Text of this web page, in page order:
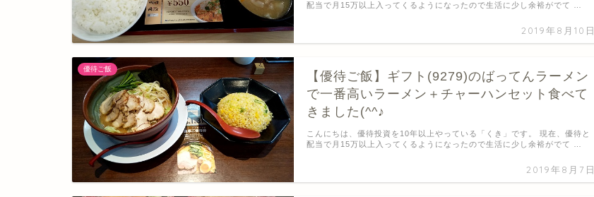
2019年8月10日
配当で月15万以上入ってくるようになったので生活に少し余裕がでて …
優待ご飯
【優待ご飯】ギフト(9279)のばってんラーメン
で一番高いラーメン＋チャーハンセット食べて
きました(^^♪
2019年8月7日
こんにちは、優待投資を10年以上やっている「くき」です。 現在、優待と
配当で月15万以上入ってくるようになったので生活に少し余裕がでて …